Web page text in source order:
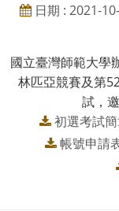
日期 : 2021-
國立臺灣師範大學
林匹亞競賽及第
試，
初選考試
帳號申請